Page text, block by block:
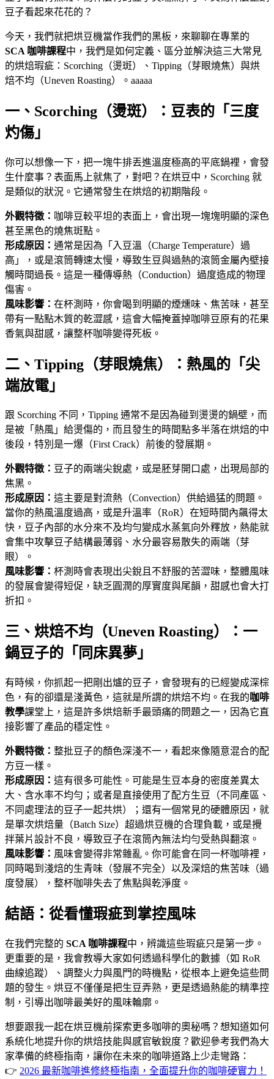
豆子看起來花花的？
今天，我們就把烘豆機當作我們的黑板，來聊聊在專業的
SCA 咖啡課程中，我們是如何定義、區分並解決這三大常見
的烘焙瑕疵：Scorching（燙斑）、Tipping（芽眼燒焦）與烘
焙不均（Uneven Roasting）。aaaaa
一、Scorching（燙斑）：豆表的「三度
灼傷」
你可以想像一下，把一塊牛排丟進溫度極高的平底鍋裡，會發
生什麼事？表面馬上就焦了，對吧？在烘豆中，Scorching 就
是類似的狀況。它通常發生在烘焙的初期階段。
外觀特徵： 咖啡豆較平坦的表面上，會出現一塊塊明顯的深色
甚至黑色的燒焦斑點。
形成原因： 通常是因為「入豆溫（Charge Temperature）過
高」，或是滾筒轉速太慢，導致生豆與過熱的滾筒金屬內壁接
觸時間過長。這是一種傳導熱（Conduction）過度造成的物理
傷害。
風味影響： 在杯測時，你會喝到明顯的煙燻味、焦苦味，甚至
帶有一點點木質的乾澀感，這會大幅掩蓋掉咖啡豆原有的花果
香氣與甜感，讓整杯咖啡變得死板。
二、Tipping（芽眼燒焦）：熱風的「尖
端放電」
跟 Scorching 不同，Tipping 通常不是因為碰到燙燙的鍋壁，而
是被「熱風」給燙傷的，而且發生的時間點多半落在烘焙的中
後段，特別是一爆（First Crack）前後的發展期。
外觀特徵： 豆子的兩端尖銳處，或是胚芽開口處，出現局部的
焦黑。
形成原因： 這主要是對流熱（Convection）供給過猛的問題。
當你的熱風溫度過高，或是升溫率（RoR）在短時間內飆得太
快，豆子內部的水分來不及均勻變成水蒸氣向外釋放，熱能就
會集中攻擊豆子結構最薄弱、水分最容易散失的兩端（芽
眼）。
風味影響： 杯測時會表現出尖銳且不舒服的苦澀味，整體風味
的發展會變得短促，缺乏圓潤的厚實度與尾韻，甜感也會大打
折扣。
三、烘焙不均（Uneven Roasting）：一
鍋豆子的「同床異夢」
有時候，你抓起一把剛出爐的豆子，會發現有的已經變成深棕
色，有的卻還是淺黃色，這就是所謂的烘焙不均。在我的咖啡
教學課堂上，這是許多烘焙新手最頭痛的問題之一，因為它直
接影響了產品的穩定性。
外觀特徵： 整批豆子的顏色深淺不一，看起來像隨意混合的配
方豆一樣。
形成原因： 這有很多可能性。可能是生豆本身的密度差異太
大、含水率不均勻；或者是直接使用了配方生豆（不同產區、
不同處理法的豆子一起共烘）；還有一個常見的硬體原因，就
是單次烘焙量（Batch Size）超過烘豆機的合理負載，或是攪
拌葉片設計不良，導致豆子在滾筒內無法均勻受熱與翻滾。
風味影響： 風味會變得非常雜亂。你可能會在同一杯咖啡裡，
同時喝到淺焙的生青味（發展不完全）以及深焙的焦苦味（過
度發展），整杯咖啡失去了焦點與乾淨度。
結語：從看懂瑕疵到掌控風味
在我們完整的 SCA 咖啡課程中，辨識這些瑕疵只是第一步。
更重要的是，我會教導大家如何透過科學化的數據（如 RoR
曲線追蹤）、調整火力與風門的時機點，從根本上避免這些問
題的發生。烘豆不僅僅是把生豆弄熟，更是透過熱能的精準控
制，引導出咖啡最美好的風味輪廓。
想要跟我一起在烘豆機前探索更多咖啡的奧秘嗎？想知道如何
系統化地提升你的烘焙技能與感官敏銳度？歡迎參考我們為大
家準備的終極指南，讓你在未來的咖啡道路上少走彎路：
👉 2026 最新咖啡進修終極指南，全面提升你的咖啡硬實力！